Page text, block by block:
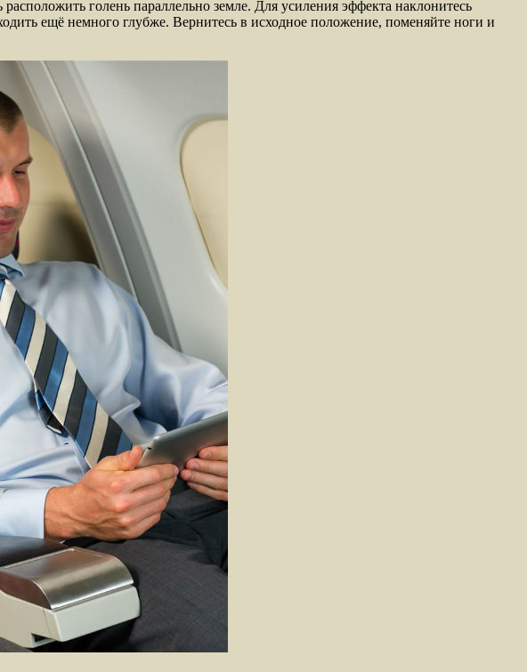
голень параллельно земле. Для усиления эффекта наклонитесь
ещё немного глубже. Вернитесь в исходное положение, поменяйте ноги и